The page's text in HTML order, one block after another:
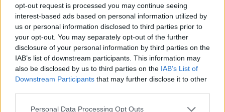
opt-out request is processed you may continue seeing
interest-based ads based on personal information utilized by
us or personal information disclosed to third parties prior to
your opt-out. You may separately opt-out of the further
disclosure of your personal information by third parties on the
IAB’s list of downstream participants. This information may
also be disclosed by us to third parties on the IAB’s List of
Downstream Participants that may further disclose it to other
Personal Data Processing Opt Outs
τριχωτό της κεφαλής να
“αναπνεύσουν” — κράτα τα
χέρια μακριά».